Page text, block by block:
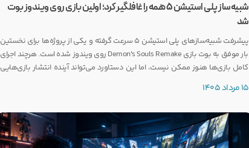
شبیه‌ساز پلی استیشن ۵ همه را غافلگیر کرد؛ اولین بازی روی ویندوز بوت
شد
پیشرفت شبیه‌سازهای پلی استیشن ۵ سرعت گرفته و یکی از پروژه‌ها برای نخستین
بار موفق به بوت بازی Demon's Souls Remake روی ویندوز شده است. هرچند اجرای
کامل بازی‌ها هنوز ممکن نیست، اما این دستاورد می‌تواند آینده انتشار بازی‌هایی
15 مرداد 1405